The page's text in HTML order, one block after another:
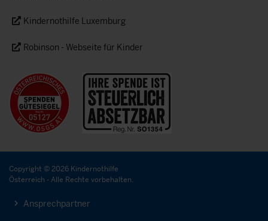
Kindernothilfe Luxemburg
Robinson - Webseite für Kinder
Copyright © 2026 Kindernothilfe
Österreich - Alle Rechte vorbehalten.
Ansprechpartner